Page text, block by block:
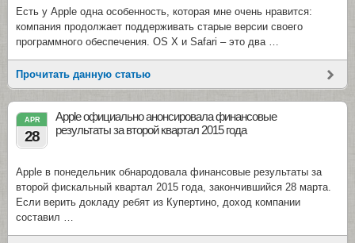
Есть у Apple одна особенность, которая мне очень нравится:
компания продолжает поддерживать старые версии своего
программного обеспечения. OS X и Safari – это два …
Прочитать данную статью
APR
28
Apple официально анонсировала финансовые
результаты за второй квартал 2015 года
Apple в понедельник обнародовала финансовые результаты за
второй фискальный квартал 2015 года, закончившийся 28 марта.
Если верить докладу ребят из Купертино, доход компании
составил …